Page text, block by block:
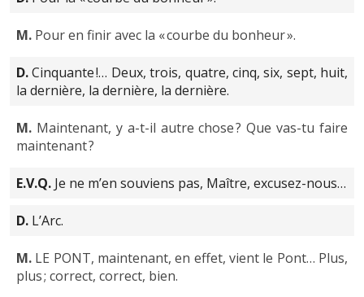
M. Pour en finir avec la « courbe du bonheur ».
D.Cinquante !… Deux, trois, quatre, cinq, six, sept, huit,
la dernière, la dernière, la dernière.
M. Maintenant, y a-t-il autre chose ? Que vas-tu faire
maintenant ?
E.V.Q. Je ne m’en souviens pas, Maître, excusez-nous…
D. L’Arc.
M. LE PONT, maintenant, en effet, vient le Pont… Plus,
plus ; correct, correct, bien.